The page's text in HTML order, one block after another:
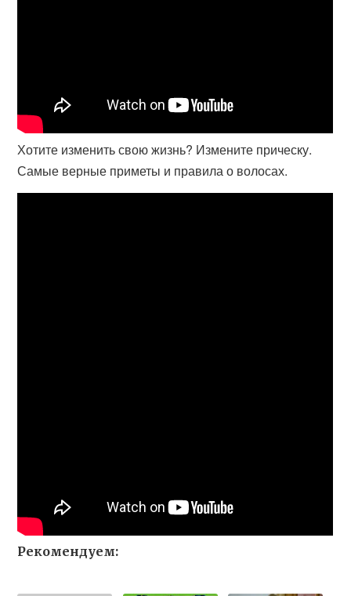
Хотите изменить свою жизнь? Измените прическу.
Самые верные приметы и правила о волосах.
Рекомендуем: